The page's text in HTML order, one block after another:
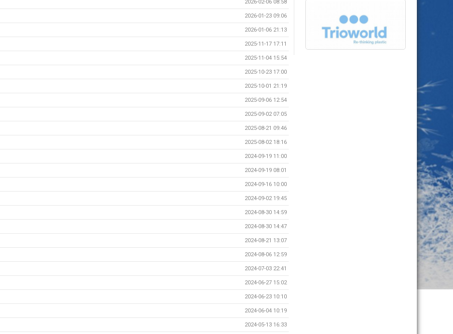
2026-02-06 08:58
2026-01-23 09:06
2026-01-06 21:13
2025-11-17 17:11
2025-11-04 15:54
2025-10-23 17:00
2025-10-01 21:19
2025-09-06 12:54
2025-09-02 07:05
2025-08-21 09:46
2025-08-02 18:16
2024-09-19 11:00
2024-09-19 08:01
2024-09-16 10:00
2024-09-02 19:45
2024-08-30 14:59
2024-08-30 14:47
2024-08-21 13:07
2024-08-06 12:59
2024-07-03 22:41
2024-06-27 15:02
2024-06-23 10:10
2024-06-04 10:19
2024-05-13 16:33